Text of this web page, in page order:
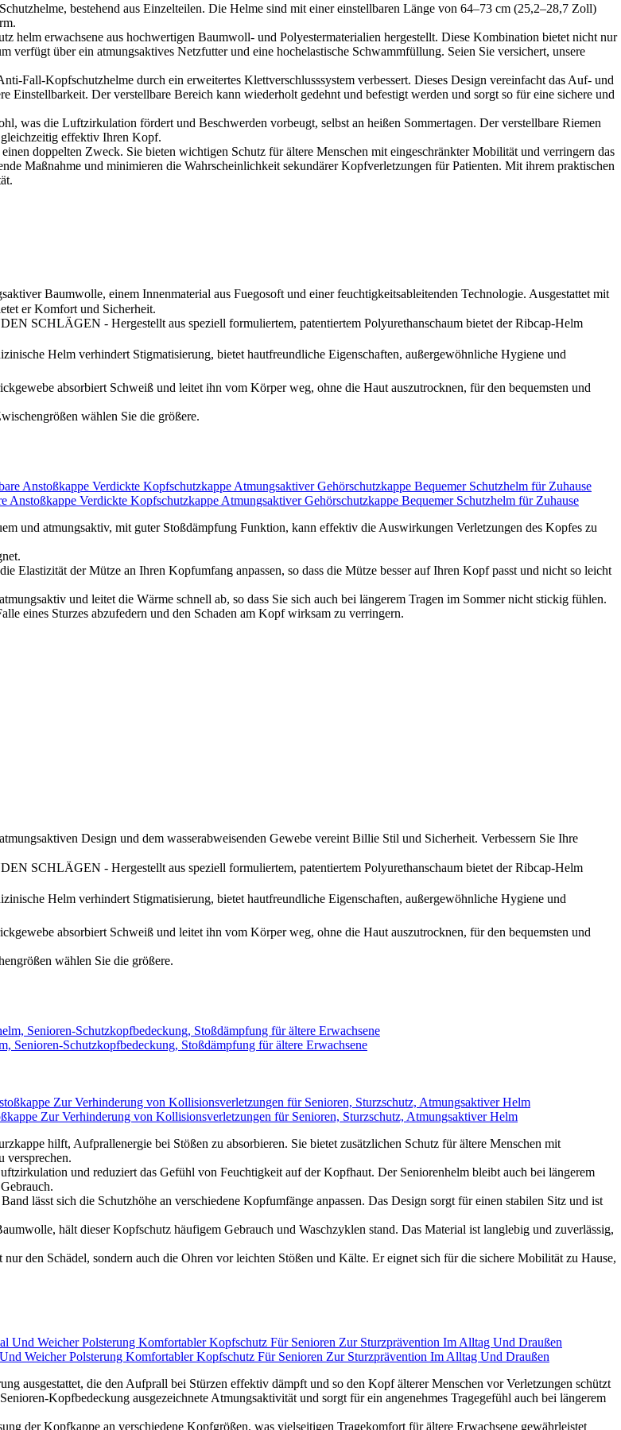
bestehend aus Einzelteilen. Die Helme sind mit einer einstellbaren Länge von 64–73 cm (25,2–28,7 Zoll)
helm erwachsene aus hochwertigen Baumwoll- und Polyestermaterialien hergestellt. Diese Kombination bietet nicht nur
über ein atmungsaktives Netzfutter und eine hochelastische Schwammfüllung. Seien Sie versichert, unsere
Fall-Kopfschutzhelme durch ein erweitertes Klettverschlusssystem verbessert. Dieses Design vereinfacht das Auf- und
Einstellbarkeit. Der verstellbare Bereich kann wiederholt gedehnt und befestigt werden und sorgt so für eine sichere und
was die Luftzirkulation fördert und Beschwerden vorbeugt, selbst an heißen Sommertagen. Der verstellbare Riemen
effektiv Ihren Kopf.
doppelten Zweck. Sie bieten wichtigen Schutz für ältere Menschen mit eingeschränkter Mobilität und verringern das
Maßnahme und minimieren die Wahrscheinlichkeit sekundärer Kopfverletzungen für Patienten. Mit ihrem praktischen
Baumwolle, einem Innenmaterial aus Fuegosoft und einer feuchtigkeitsableitenden Technologie. Ausgestattet mit
er Komfort und Sicherheit.
- Hergestellt aus speziell formuliertem, patentiertem Polyurethanschaum bietet der Ribcap-Helm
Helm verhindert Stigmatisierung, bietet hautfreundliche Eigenschaften, außergewöhnliche Hygiene und
absorbiert Schweiß und leitet ihn vom Körper weg, ohne die Haut auszutrocknen, für den bequemsten und
wählen Sie die größere.
Verdickte Kopfschutzkappe Atmungsaktiver Gehörschutzkappe Bequemer Schutzhelm für Zuhause
und atmungsaktiv, mit guter Stoßdämpfung Funktion, kann effektiv die Auswirkungen Verletzungen des Kopfes zu
Elastizität der Mütze an Ihren Kopfumfang anpassen, so dass die Mütze besser auf Ihren Kopf passt und nicht so leicht
und leitet die Wärme schnell ab, so dass Sie sich auch bei längerem Tragen im Sommer nicht stickig fühlen.
eines Sturzes abzufedern und den Schaden am Kopf wirksam zu verringern.
Design und dem wasserabweisenden Gewebe vereint Billie Stil und Sicherheit. Verbessern Sie Ihre
- Hergestellt aus speziell formuliertem, patentiertem Polyurethanschaum bietet der Ribcap-Helm
Helm verhindert Stigmatisierung, bietet hautfreundliche Eigenschaften, außergewöhnliche Hygiene und
absorbiert Schweiß und leitet ihn vom Körper weg, ohne die Haut auszutrocknen, für den bequemsten und
wählen Sie die größere.
Senioren-Schutzkopfbedeckung, Stoßdämpfung für ältere Erwachsene
Zur Verhinderung von Kollisionsverletzungen für Senioren, Sturzschutz, Atmungsaktiver Helm
hilft, Aufprallenergie bei Stößen zu absorbieren. Sie bietet zusätzlichen Schutz für ältere Menschen mit
versprechen.
und reduziert das Gefühl von Feuchtigkeit auf der Kopfhaut. Der Seniorenhelm bleibt auch bei längerem
lässt sich die Schutzhöhe an verschiedene Kopfumfänge anpassen. Das Design sorgt für einen stabilen Sitz und ist
hält dieser Kopfschutz häufigem Gebrauch und Waschzyklen stand. Das Material ist langlebig und zuverlässig,
den Schädel, sondern auch die Ohren vor leichten Stößen und Kälte. Er eignet sich für die sichere Mobilität zu Hause,
Weicher Polsterung Komfortabler Kopfschutz Für Senioren Zur Sturzprävention Im Alltag Und Draußen
ausgestattet, die den Aufprall bei Stürzen effektiv dämpft und so den Kopf älterer Menschen vor Verletzungen schützt
Kopfbedeckung ausgezeichnete Atmungsaktivität und sorgt für ein angenehmes Tragegefühl auch bei längerem
der Kopfkappe an verschiedene Kopfgrößen, was vielseitigen Tragekomfort für ältere Erwachsene gewährleistet